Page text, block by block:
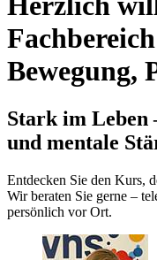
Bewegung,
Stark im Leben
und mentale
Entdecken Sie den Kurs,
Wir beraten Sie gerne –
persönlich vor Ort.